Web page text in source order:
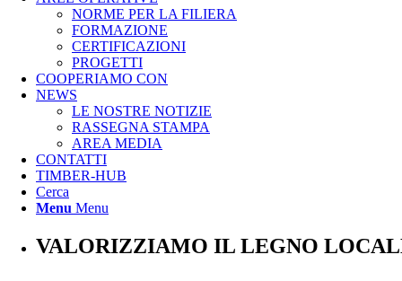
NORME PER LA FILIERA
FORMAZIONE
CERTIFICAZIONI
PROGETTI
COOPERIAMO CON
NEWS
LE NOSTRE NOTIZIE
RASSEGNA STAMPA
AREA MEDIA
CONTATTI
TIMBER-HUB
Cerca
Menu Menu
VALORIZZIAMO IL LEGNO